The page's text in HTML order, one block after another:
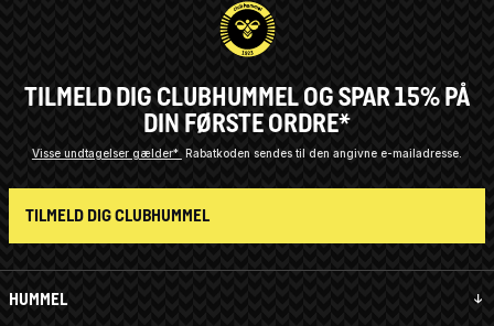
HUMMEL
TILMELD DIG CLUBHUMMEL OG SPAR 15% PÅ
DIN FØRSTE ORDRE*
Visse undtagelser gælder* Rabatkoden sendes til den angivne e-mailadresse.
TILMELD DIG CLUBHUMMEL